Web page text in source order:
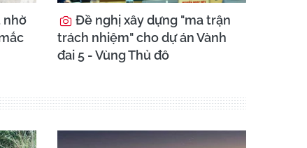
nhờ
Đề nghị xây dựng "ma trận
trách nhiệm" cho dự án Vành
đai 5 - Vùng Thủ đô